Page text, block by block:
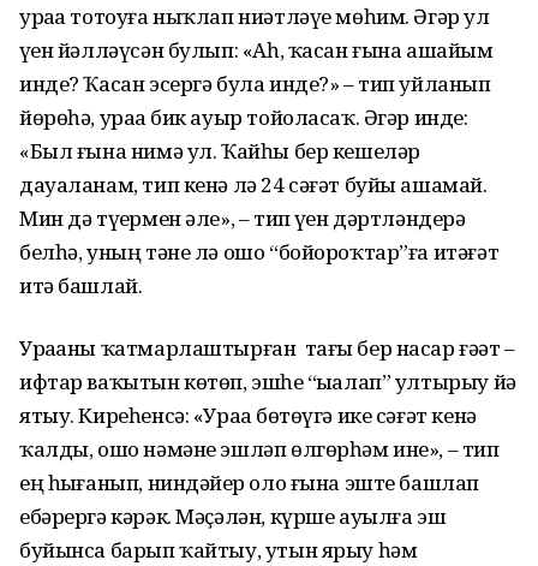
ураҙа тотоуға ныҡлап ниәтләүе мөһим. Әгәр ул
үҙен йәлләүсән булып: «Аһ, ҡасан ғына ашайым
инде? Ҡасан эсергә була инде?» – тип уйланып
йөрөһә, ураҙа бик ауыр тойоласаҡ. Әгәр инде:
«Был ғына нимә ул. Ҡайһы бер кешеләр
дауаланам, тип кенә лә 24 сәғәт буйы ашамай.
Мин дә түҙермен әле», – тип үҙен дәртләндерә
белһә, уның тәне лә ошо “бойороҡтар”ға итәғәт
итә башлай.
Ураҙаны ҡатмарлаштырған тағы бер насар ғәҙәт –
ифтар ваҡытын көтөп, эшһеҙ “ыҙалап” ултырыу йә
ятыу. Киреһенсә: «Ураҙа бөтөүгә ике сәғәт кенә
ҡалды, ошо нәмәне эшләп өлгөрһәм ине», – тип
ең һыҙғанып, ниндәйҙер оло ғына эште башлап
ебәрергә кәрәк. Мәҫәлән, күрше ауылға эш
буйынса барып ҡайтыу, утын ярыу һәм